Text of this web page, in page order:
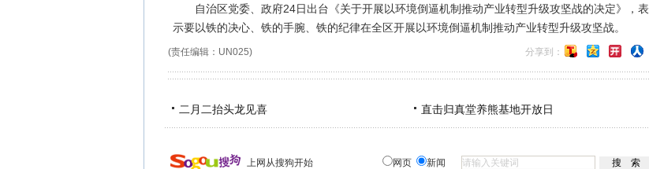
自治区党委、政府24日出台《关于开展以环境倒逼机制推动产业转型升级攻坚战的决定》，表
示要以铁的决心、铁的手腕、铁的纪律在全区开展以环境倒逼机制推动产业转型升级攻坚战。
(责任编辑：UN025) 分享到：
二月二抬头龙见喜 直击归真堂养熊基地开放日
上网从搜狗开始 网页 新闻